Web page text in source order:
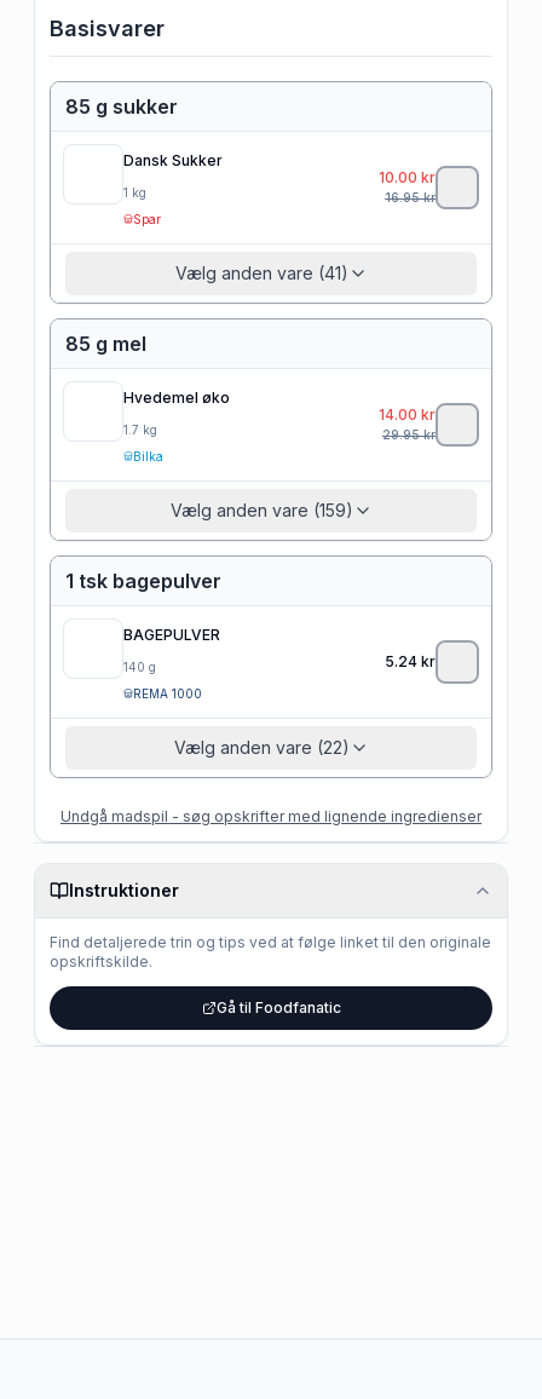
Basisvarer
85 g sukker
Dansk Sukker
1 kg
Spar
10.00 kr
16.95kr
Vælg anden vare (41)
85 g mel
Hvedemel øko
1.7 kg
Bilka
14.00 kr
29.95kr
Vælg anden vare (159)
1 tsk bagepulver
BAGEPULVER
140 g
REMA 1000
5.24 kr
Vælg anden vare (22)
Undgå madspil - søg opskrifter med lignende ingredienser
Instruktioner
Find detaljerede trin og tips ved at følge linket til den originale
opskriftskilde.
Gå til Foodfanatic